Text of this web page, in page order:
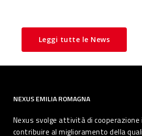
Leggi tutte le News
NEXUS EMILIA ROMAGNA
Nexus svolge attività di
contribuire al miglioramento della